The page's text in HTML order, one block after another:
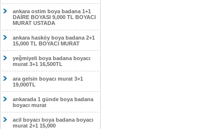
ankara ostim boya badana 1+1
DAİRE BOYASI 9,000 TL BOYACI
MURAT USTADA
ankara hasköy boya badana 2+1
15,000 TL BOYACI MURAT
yeğmiyeli boya badana boyacı
murat 3+1 16,500TL
ara gelsin boyacı murat 3+1
19,000TL
ankarada 1 günde boya badana
boyacı murat
acil boyacı boya badana boyacı
murat 2+1 15,000